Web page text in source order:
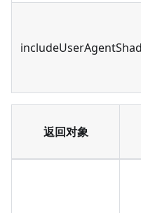
返回对象